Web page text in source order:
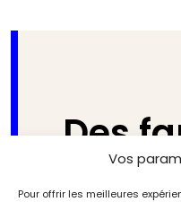
Vos
Pour offrir les meilleures
Des
peurs